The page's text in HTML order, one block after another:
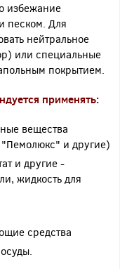
избежание
песком. Для
нейтральное
или специальные
покрытием.
применять:
вещества
и другие)
и другие -
жидкость для
средства